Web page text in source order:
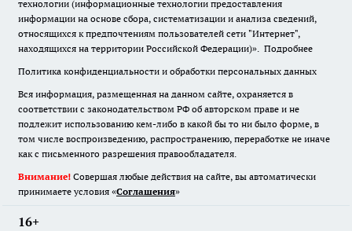
технологии (информационные технологии предоставления
информации на основе сбора, систематизации и анализа сведений,
относящихся к предпочтениям пользователей сети "Интернет",
находящихся на территории Российской Федерации)». Подробнее
Политика конфиденциальности и обработки персональных данных
Вся информация, размещенная на данном сайте, охраняется в
соответствии с законодательством РФ об авторском праве и не
подлежит использованию кем-либо в какой бы то ни было форме, в
том числе воспроизведению, распространению, переработке не иначе
как с письменного разрешения правообладателя.
Внимание! Совершая любые действия на сайте, вы автоматически
принимаете условия «Cоглашения»
16+